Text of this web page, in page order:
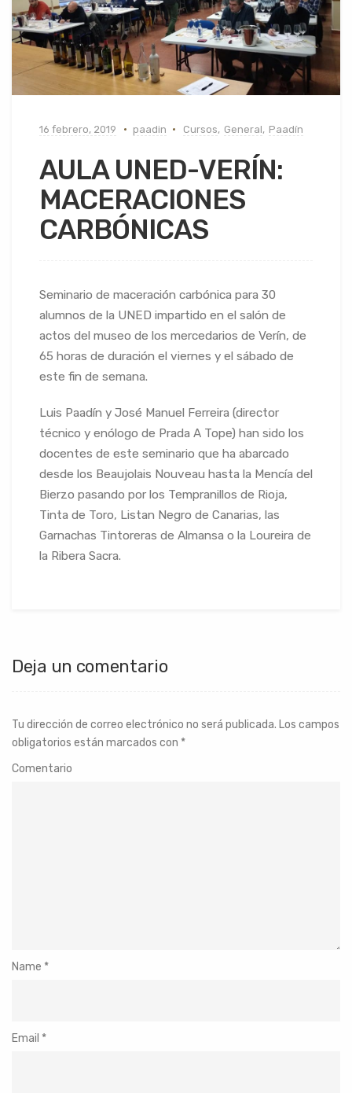
16 febrero, 2019 paadin Cursos, General, Paadín
AULA UNED-VERÍN:
MACERACIONES
CARBÓNICAS
Seminario de maceración carbónica para 30
alumnos de la UNED impartido en el salón de
actos del museo de los mercedarios de Verín, de
65 horas de duración el viernes y el sábado de
este fin de semana.
Luis Paadín y José Manuel Ferreira (director
técnico y enólogo de Prada A Tope) han sido los
docentes de este seminario que ha abarcado
desde los Beaujolais Nouveau hasta la Mencía del
Bierzo pasando por los Tempranillos de Rioja,
Tinta de Toro, Listan Negro de Canarias, las
Garnachas Tintoreras de Almansa o la Loureira de
la Ribera Sacra.
Deja un comentario
Tu dirección de correo electrónico no será publicada. Los campos
obligatorios están marcados con *
Comentario
Name *
Email *